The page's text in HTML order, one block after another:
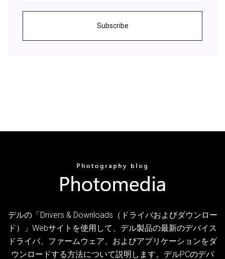
Subscribe
デルの「Drivers & Downloads（ドライバおよびダウンロー
ド）」Webサイトを使用して、デル製品の最新のデバイス
ドライバ、ファームウェア、およびアプリケーションをダ
ウンロードする方法について説明します。デルPCのデバ